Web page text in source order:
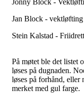
Jan Block - vektløfting
Stein Kalstad - Friidrett
På møtet ble det listet
løses på dugnaden.
løses på forhånd, eller
merket med gul farge.